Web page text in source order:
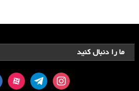
ما را دنبال کنید
instagram
telegram
aparat